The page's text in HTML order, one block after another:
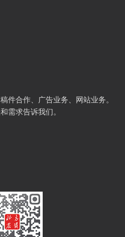
合作、广告业务、网站业务。
求告诉我们。